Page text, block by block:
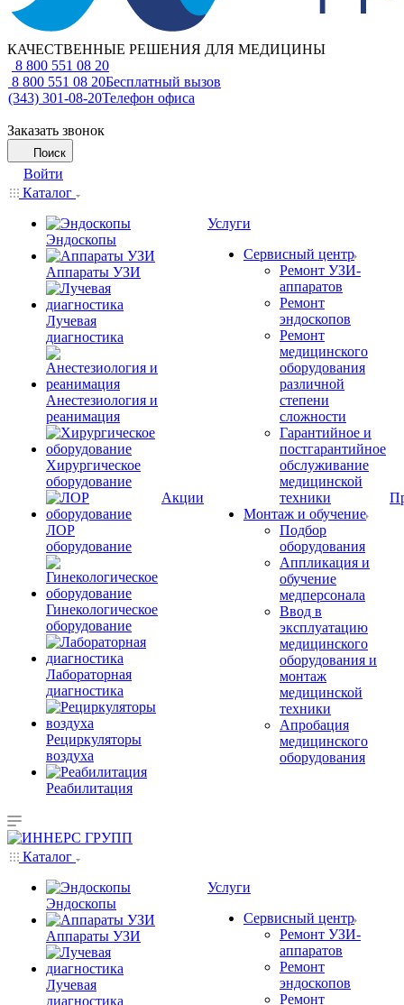
КАЧЕСТВЕННЫЕ РЕШЕНИЯ ДЛЯ МЕДИЦИНЫ
8 800 551 08 20
8 800 551 08 20Бесплатный вызов
(343) 301-08-20Телефон офиса
Заказать звонок
Поиск
Войти
Каталог
Эндоскопы
Аппараты УЗИ
Лучевая
диагностика
Анестезиология и
реанимация
Хирургическое
оборудование
ЛОР
оборудование
Гинекологическое
оборудование
Лабораторная
диагностика
Рециркуляторы
воздуха
Реабилитация
Акции
Услуги
Сервисный центр
Ремонт УЗИ-
аппаратов
Ремонт
эндоскопов
Ремонт
медицинского
оборудования
различной
степени
сложности
Гарантийное и
постгарантийное
обслуживание
медицинской
техники
Монтаж и обучение
Подбор
оборудования
Аппликация и
обучение
медперсонала
Ввод в
эксплуатацию
медицинского
оборудования и
монтаж
медицинской
техники
Апробация
медицинского
оборудования
Каталог
Эндоскопы
Аппараты УЗИ
Лучевая
диагностика
Услуги
Сервисный центр
Ремонт УЗИ-
аппаратов
Ремонт
эндоскопов
Ремонт